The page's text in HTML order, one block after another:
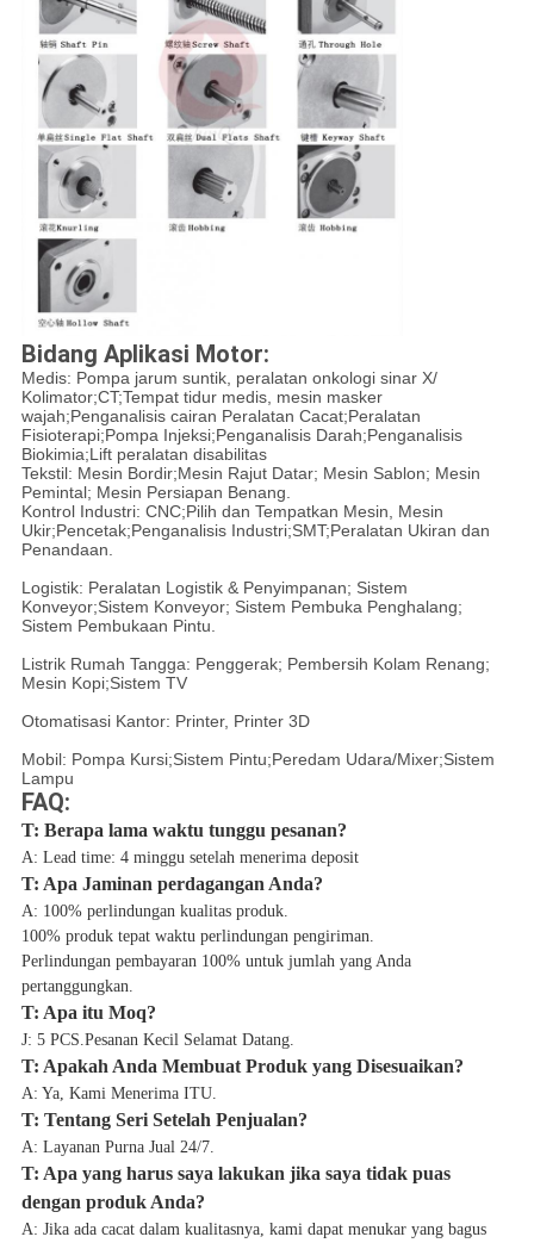
Bidang Aplikasi Motor:
Medis: Pompa jarum suntik, peralatan onkologi sinar X/
Kolimator;CT;Tempat tidur medis, mesin masker
wajah;Penganalisis cairan Peralatan Cacat;Peralatan
Fisioterapi;Pompa Injeksi;Penganalisis Darah;Penganalisis
Biokimia;Lift peralatan disabilitas
Tekstil: Mesin Bordir;Mesin Rajut Datar; Mesin Sablon; Mesin
Pemintal; Mesin Persiapan Benang.
Kontrol Industri: CNC;Pilih dan Tempatkan Mesin, Mesin
Ukir;Pencetak;Penganalisis Industri;SMT;Peralatan Ukiran dan
Penandaan.
Logistik: Peralatan Logistik & Penyimpanan; Sistem
Konveyor;Sistem Konveyor; Sistem Pembuka Penghalang;
Sistem Pembukaan Pintu.
Listrik Rumah Tangga: Penggerak; Pembersih Kolam Renang;
Mesin Kopi;Sistem TV
Otomatisasi Kantor: Printer, Printer 3D
Mobil: Pompa Kursi;Sistem Pintu;Peredam Udara/Mixer;Sistem
Lampu
FAQ:
T: Berapa lama waktu tunggu pesanan?
A: Lead time: 4 minggu setelah menerima deposit
T: Apa Jaminan perdagangan Anda?
A: 100% perlindungan kualitas produk.
100% produk tepat waktu perlindungan pengiriman.
Perlindungan pembayaran 100% untuk jumlah yang Anda
pertanggungkan.
T: Apa itu Moq?
J: 5 PCS.Pesanan Kecil Selamat Datang.
T: Apakah Anda Membuat Produk yang Disesuaikan?
A: Ya, Kami Menerima ITU.
T: Tentang Seri Setelah Penjualan?
A: Layanan Purna Jual 24/7.
T: Apa yang harus saya lakukan jika saya tidak puas
dengan produk Anda?
A: Jika ada cacat dalam kualitasnya, kami dapat menukar yang bagus